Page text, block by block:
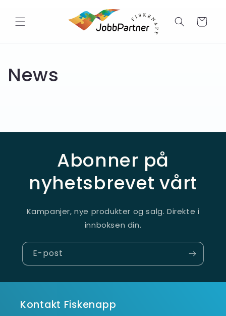
innholdet
Handlekurv
News
Abonner på
nyhetsbrevet vårt
Kampanjer, nye produkter og salg. Direkte i
innboksen din.
E-post
Kontakt Fiskenapp